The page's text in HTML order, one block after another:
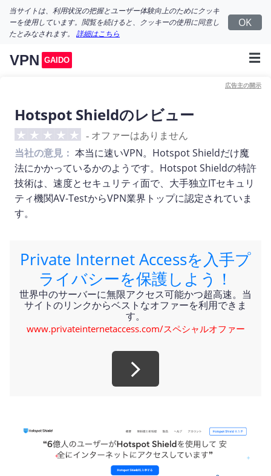
当サイトは、利用状況の把握とユーザー体験向上のためにクッキ
ーを使用しています。閲覧を続けると、クッキーの使用に同意し
たとみなされます。
詳細はこちら
OK
VPN GAIDO ☰
広告主の開示
Hotspot Shieldのレビュー
- オファーはありません
当社の意見： 本当に速いVPN。Hotspot Shieldだけ魔
法にかかっているかのようです。Hotspot Shieldの特許
技術は、速度とセキュリティ面で、大手独立ITセキュリ
ティ機関AV-TestからVPN業界トップに認定されていま
す。
Private Internet Accessを入手プ
ライバシーを保護しよう！
世界中のサーバーに無限アクセス可能かつ超高速。当
サイトのリンクからベストなオファーを利用できま
す。
www.privateinternetaccess.com/スペシャルオファー